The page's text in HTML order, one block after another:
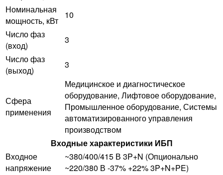
Номинальная
мощность, кВт
10
Число фаз
(вход)
3
Число фаз
(выход)
3
Сфера
применения
Медицинское и диагностическое
оборудование, Лифтовое оборудование,
Промышленное оборудование, Системы
автоматизированного управления
производством
Входные характеристики ИБП
Входное
напряжение
~380/400/415 В 3P+N (Опционально
~220/380 В -37% +22% 3P+N+PE)